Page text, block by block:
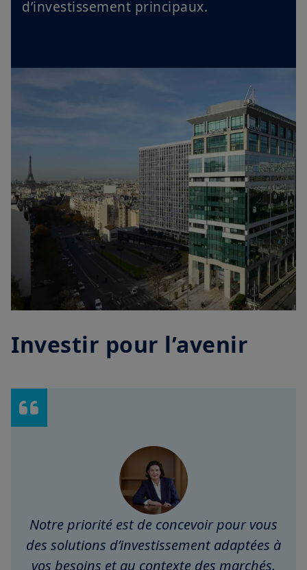
d’investissement principaux.
Investir pour l’avenir
Notre priorité est de concevoir pour vous
des solutions d’investissement adaptées à
vos besoins et au contexte des marchés.